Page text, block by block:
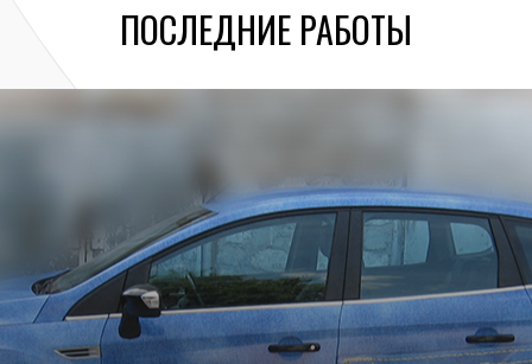
ПОСЛЕДНИЕ РАБОТЫ